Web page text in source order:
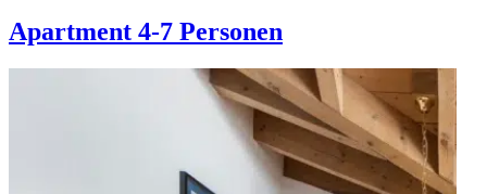
Apartment 4-7 Personen